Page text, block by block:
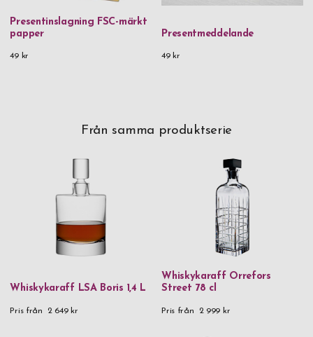
Presentinslagning FSC-märkt
papper
49 kr
Presentmeddelande
49 kr
Från samma produktserie
Whiskykaraff LSA Boris 1,4 L
Pris från 2 649 kr
Whiskykaraff Orrefors
Street 78 cl
Pris från 2 999 kr